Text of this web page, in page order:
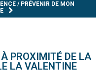
/ PRÉVENIR DE MON
PROXIMITÉ DE LA
LA VALENTINE